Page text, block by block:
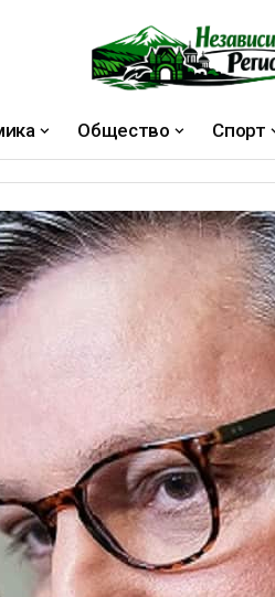
Общество Спорт